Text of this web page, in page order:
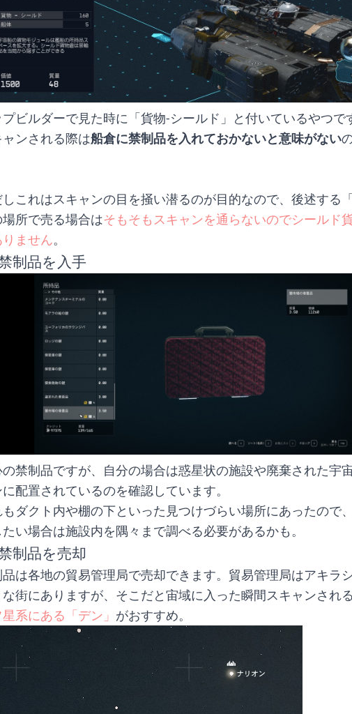
プビルダーで見た時に「貨物-シールド」と付いているやつで
ャンされる際は船倉に禁制品を入れておかないと意味がない
しこれはスキャンの目を掻い潜るのが目的なので、後述する
場所で売る場合はそもそもスキャンを通らないのでシールド
ません。
品を入手
の禁制品ですが、自分の場合は惑星状の施設や廃棄された宇
に配置されているのを確認しています。
もダクト内や棚の下といった見つけづらい場所にあったので
い場合は施設内を隅々まで調べる必要があるかも。
品を売却
は各地の貿易管理局で売却できます。貿易管理局はアキラ
街にありますが、そこだと宙域に入った瞬間スキャンされる
系にある「デン」 がおすすめ。